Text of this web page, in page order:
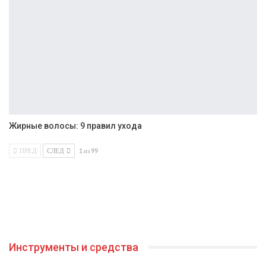
Жирные волосы: 9 правил ухода
ПРЕД СЛЕД 1 из 99
Инструменты и средства